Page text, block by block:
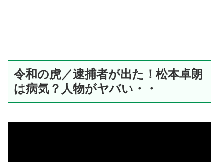
令和の虎／逮捕者が出た！松本卓朗
は病気？人物がヤバい・・